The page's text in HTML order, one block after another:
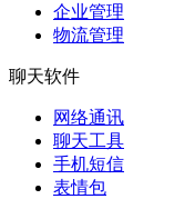
企业管理
物流管理
聊天软件
网络通讯
聊天工具
手机短信
表情包